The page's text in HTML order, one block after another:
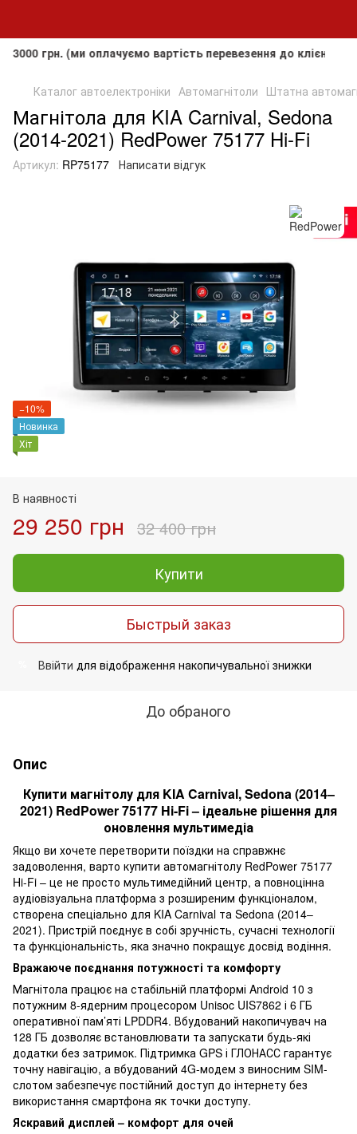
(ми оплачуємо вартість перевезення до клієнта, але
Каталог автоелектроніки Автомагнітоли Штатна
Магнітола для KIA Carnival, Sedona
(2014-2021) RedPower 75177 Hi-Fi
Артикул: RP75177 Написати відгук
−10%
Новинка
Хіт
В наявності
29 250 грн 32 400 грн
Купити
Быстрый заказ
Ввійти для відображення накопичувальної знижки
До обраного
Опис
Купити магнітолу для KIA Carnival, Sedona (2014–
2021) RedPower 75177 Hi-Fi – ідеальне рішення для
оновлення мультимедіа
Якщо ви хочете перетворити поїздки на справжнє
задоволення, варто купити автомагнітолу RedPower 75177
Hi-Fi – це не просто мультимедійний центр, а повноцінна
аудіовізуальна платформа з розширеним функціоналом,
створена спеціально для KIA Carnival та Sedona (2014–
2021). Пристрій поєднує в собі зручність, сучасні технології
та функціональність, яка значно покращує досвід водіння.
Вражаюче поєднання потужності та комфорту
Магнітола працює на стабільній платформі Android 10 з
потужним 8-ядерним процесором Unisoc UIS7862 і 6 ГБ
оперативної пам’яті LPDDR4. Вбудований накопичувач на
128 ГБ дозволяє встановлювати та запускати будь-які
додатки без затримок. Підтримка GPS і ГЛОНАСС гарантує
точну навігацію, а вбудований 4G-модем з виносним SIM-
слотом забезпечує постійний доступ до інтернету без
використання смартфона як точки доступу.
Яскравий дисплей – комфорт для очей